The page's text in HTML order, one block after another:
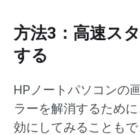
方法3：高速ス
する
HPノートパソコンの
ラーを解消するため
効にしてみることも